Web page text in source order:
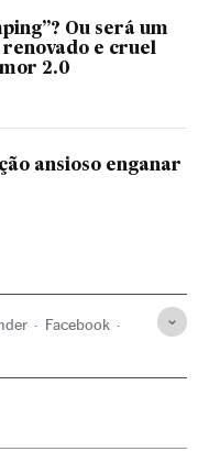
Ou será um
renovado e cruel
2.0
ansioso enganar
Facebook